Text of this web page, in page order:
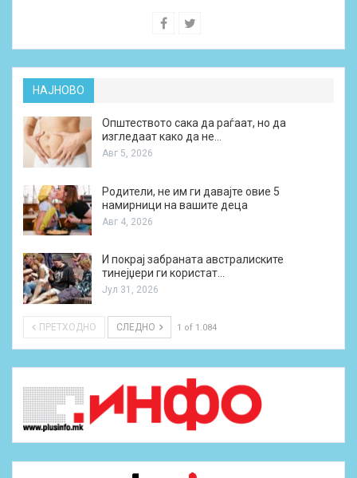
НАЈНОВО
Општеството сака да раѓаат, но да
изгледаат како да не…
Авг 5, 2026
Родители, не им ги давајте овие 5
намирници на вашите деца
Авг 4, 2026
И покрај забраната австралиските
тинејџери ги користат…
Јул 31, 2026
ПРЕТХОДНО СЛЕДНО 1 of 1.084